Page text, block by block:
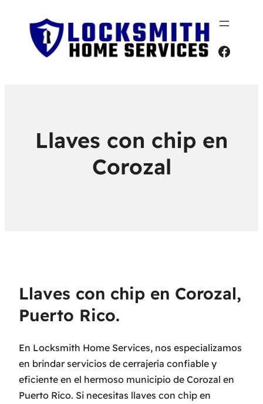
Llaves con chip en
Corozal
Llaves con chip en Corozal,
Puerto Rico.
En Locksmith Home Services, nos especializamos
en brindar servicios de cerrajería confiable y
eficiente en el hermoso municipio de Corozal en
Puerto Rico. Si necesitas llaves con chip en